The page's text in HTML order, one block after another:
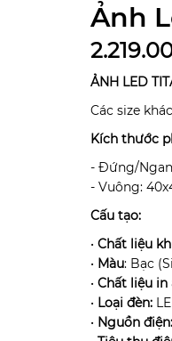
Ảnh
ẢNH LED
Các size
Kích thước
- Đứng/
- Vuông:
Cấu tạo:
• Chất liệu
• Màu: Bạc
• Chất liệu in
• Loại đèn:
• Nguồn điện: